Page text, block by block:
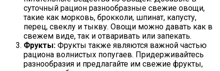
суточный рацион разнообразные свежие овощи,
такие как морковь, брокколи, шпинат, капусту,
перец, свеклу и тыкву. Овощи можно давать как в
свежем виде, так и отваривать или запекать.
Фрукты: Фрукты также являются важной частью
рациона волнистых попугаев. Придерживайтесь
разнообразия и предлагайте им свежие фрукты,